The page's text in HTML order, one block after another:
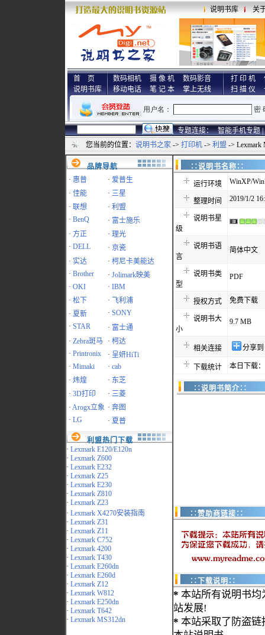
说明书库 关
首 页
说明书库
数码相机 摄 像 机
数码影音
移动电话
笔 记 本 掌上无线
打 印 机
扫 描 仪
专题连接： 智能手机专题 |
您当前的位置： 说明书之家 -> 打印机 -> 利盟 -> Lexmark
品牌导航
· 惠普 · 爱普生
· 佳能 · 三星
· 联想 · 利盟
· BenQ · 富士施乐
· 方正 · 理光
· DELL · 京瓷
· 实达 · 柯尼卡美能达
· Brother · Jolimark映美
· OKI · IBM
· 松下 ·
飞利浦
· 夏新 · SONY
· STAR · 富士通
· Zebra斑马 · 柯达
· Printronix · 呈妍HiTi
· Mimaki · cab
· 炜煌 · 东芝
· 3D打印 · 三菱
· Arogx立象 · 奔图
· LG · 夏普
利盟热门下载
· Lexmark E120/E120n
· Lexmark Z600
· Lexmark E232
· Lexmark Z25
· Lexmark E230
· Lexmark Z810
· Lexmark Z23
· Lexmark X4270安装指南
· Lexmark Z31
· Lexmark Z11
· Lexmark C752
· Lexmark 4200
· Lexmark T430
· Lexmark E260dn
· Lexmark E260d
· Lexmark Z12
· Lexmark W812
· Lexmark E250dn
· Lexmark T642
· Lexmark MS312dn
∷说明书名
运行环境 WinXP/
整理时间 2019/1/2
说明书星
级
说明书语
言
简体中文
说明书类
型
PDF
授权方式 免费下载
说明书大
小
9.7 MB
相关连接 分享
下载统计 本日下载
∷说明书简介∷
∷赞助商链接∷
∷下载说明∷
* 本站所有说明书均
站发展!
* 本站采取了防盗链